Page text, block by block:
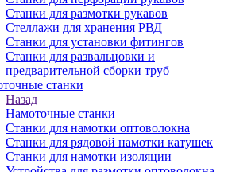
Станки для размотки рукавов
Стеллажи для хранения РВД
Станки для установки фитингов
Станки для развальцовки и
предварительной сборки труб
станки
Назад
Намоточные станки
Станки для намотки оптоволокна
Станки для рядовой намотки катушек
Станки для намотки изоляции